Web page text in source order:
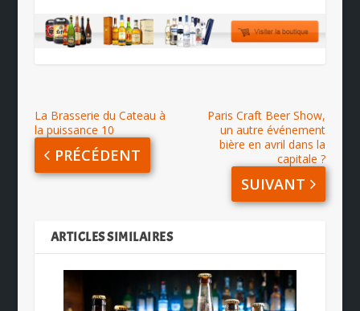
La Brasserie du Cateau à
la puissance 10
PRÉCÉDENT
Paris Craft Beer Show,
un autre événement
bière en avril dans la
capitale ?
SUIVANT
ARTICLES SIMILAIRES